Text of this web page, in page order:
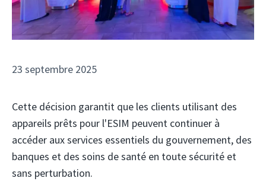
23 septembre 2025
Cette décision garantit que les clients utilisant des
appareils prêts pour l'ESIM peuvent continuer à
accéder aux services essentiels du gouvernement, des
banques et des soins de santé en toute sécurité et
sans perturbation.